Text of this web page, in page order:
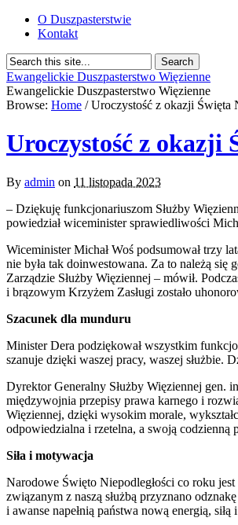
O Duszpasterstwie
Kontakt
Ewangelickie Duszpasterstwo Więzienne
Ewangelickie Duszpasterstwo Więzienne
Browse: Home / Uroczystość z okazji Święta
Uroczystość z okazji
By admin on 11 listopada 2023
– Dziękuję funkcjonariuszom Służby
powiedział wiceminister sprawiedliwości
Wiceminister Michał Woś podsumował trzy
nie była tak doinwestowana. Za to należą
Zarządzie Służby Więziennej – mówił.
i brązowym Krzyżem Zasługi zostało
Szacunek dla munduru
Minister Dera podziękował wszystkim
szanuje dzięki waszej pracy, waszej służbie.
Dyrektor Generalny Służby Więziennej gen.
międzywojnia przepisy prawa karnego i
Więziennej, dzięki wysokim morale,
odpowiedzialna i rzetelna, a swoją codzienną
Siła i motywacja
Narodowe Święto Niepodległości co roku
związanym z naszą służbą przyznano
i awanse napełnią państwa nową energią,